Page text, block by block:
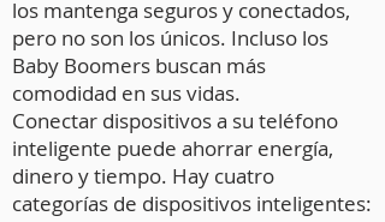
los mantenga seguros y conectados,
pero no son los únicos. Incluso los
Baby Boomers buscan más
comodidad en sus vidas.
Conectar dispositivos a su teléfono
inteligente puede ahorrar energía,
dinero y tiempo. Hay cuatro
categorías de dispositivos inteligentes: